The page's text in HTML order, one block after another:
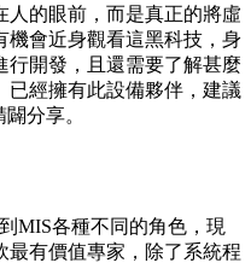
人的眼前，而是真正的將虛
機會近身觀看這黑科技，身
行開發，且還需要了解甚麼
已經擁有此設備夥伴，建議
分享。
MIS各種不同的角色，現
最有價值專家，除了系統程